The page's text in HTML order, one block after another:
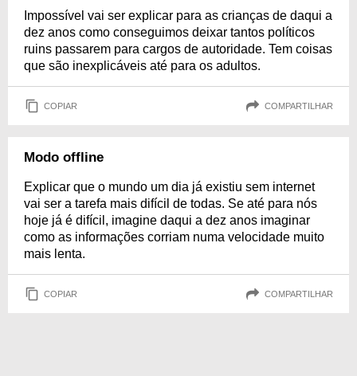
Impossível vai ser explicar para as crianças de daqui a
dez anos como conseguimos deixar tantos políticos
ruins passarem para cargos de autoridade. Tem coisas
que são inexplicáveis até para os adultos.
COPIAR COMPARTILHAR
Modo offline
Explicar que o mundo um dia já existiu sem internet
vai ser a tarefa mais difícil de todas. Se até para nós
hoje já é difícil, imagine daqui a dez anos imaginar
como as informações corriam numa velocidade muito
mais lenta.
COPIAR COMPARTILHAR